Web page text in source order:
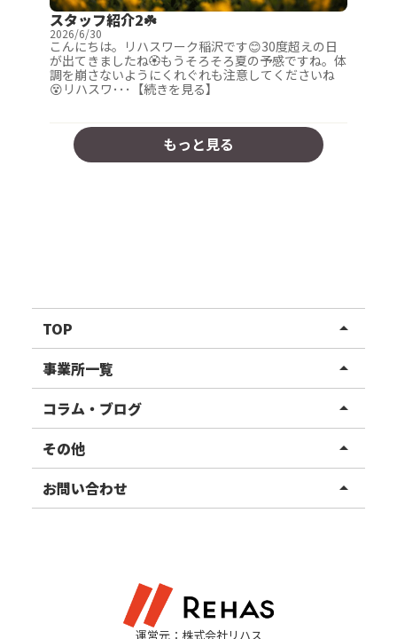
スタッフ紹介2☘️
2026/6/30
こんにちは。リハスワーク稲沢です😊30度超えの日
が出てきましたね🏵️もうそろそろ夏の予感ですね。体
調を崩さないようにくれぐれも注意してくださいね
😵リハスワ･･･【続きを見る】
もっと見る
TOP arrow_drop_up
リハスワーク
リハスファーム
事業所一覧 arrow_drop_up
関東エリア
東北エリア
甲信越エリア
コラム・ブログ arrow_drop_up
事業所ブログ
ご利用者様の声
その他 arrow_drop_up
お知らせ
お問い合わせ arrow_drop_up
運営元：株式会社リハス